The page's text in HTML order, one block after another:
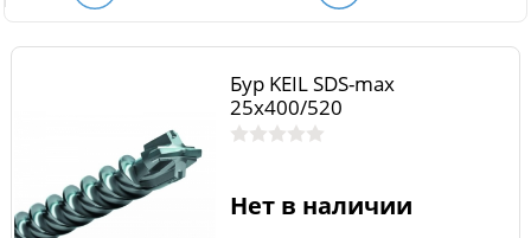
Бур KEIL SDS-max
25х400/520
Нет в наличии